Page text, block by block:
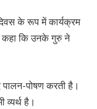
के रूप में कार्यक्रम
कहा कि उनके गुरु ने
पोषण करती है।
व्यर्थ है।